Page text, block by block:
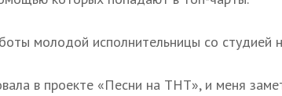
молодой исполнительницы со студией
в проекте «Песни на ТНТ», и меня